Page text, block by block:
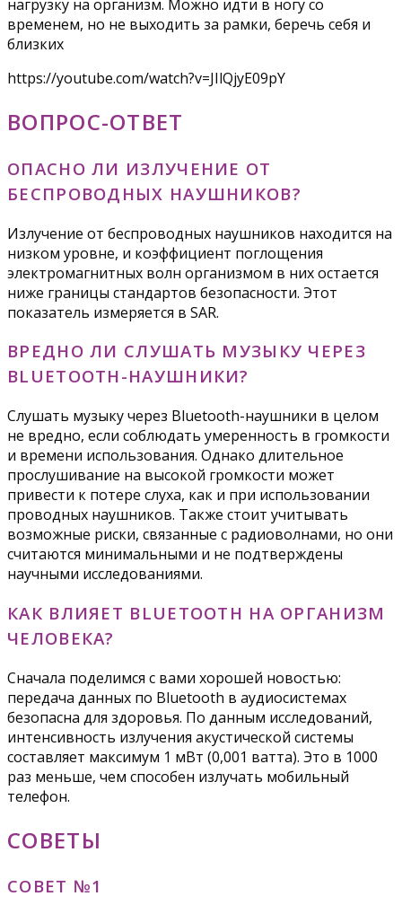
нагрузку на организм. Можно идти в ногу со
временем, но не выходить за рамки, беречь себя и
близких
https://youtube.com/watch?v=JIlQjyE09pY
ВОПРОС-ОТВЕТ
ОПАСНО ЛИ ИЗЛУЧЕНИЕ ОТ
БЕСПРОВОДНЫХ НАУШНИКОВ?
Излучение от беспроводных наушников находится на
низком уровне, и коэффициент поглощения
электромагнитных волн организмом в них остается
ниже границы стандартов безопасности. Этот
показатель измеряется в SAR.
ВРЕДНО ЛИ СЛУШАТЬ МУЗЫКУ ЧЕРЕЗ
BLUETOOTH-НАУШНИКИ?
Слушать музыку через Bluetooth-наушники в целом
не вредно, если соблюдать умеренность в громкости
и времени использования. Однако длительное
прослушивание на высокой громкости может
привести к потере слуха, как и при использовании
проводных наушников. Также стоит учитывать
возможные риски, связанные с радиоволнами, но они
считаются минимальными и не подтверждены
научными исследованиями.
КАК ВЛИЯЕТ BLUETOOTH НА ОРГАНИЗМ
ЧЕЛОВЕКА?
Сначала поделимся с вами хорошей новостью:
передача данных по Bluetooth в аудиосистемах
безопасна для здоровья. По данным исследований,
интенсивность излучения акустической системы
составляет максимум 1 мВт (0,001 ватта). Это в 1000
раз меньше, чем способен излучать мобильный
телефон.
СОВЕТЫ
СОВЕТ №1